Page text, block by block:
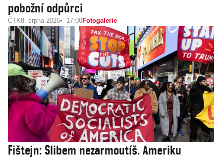
pobožní odpůrci
ČTK8. srpna 2026 17:00Fotogalerie
Fištejn: Slibem nezarmoutíš. Ameriku